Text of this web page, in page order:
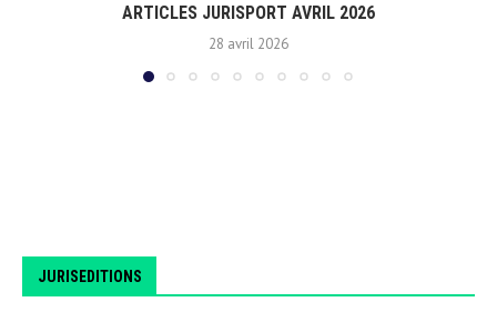
ARTICLES JURISPORT AVRIL 2026
28 avril 2026
JURISEDITIONS